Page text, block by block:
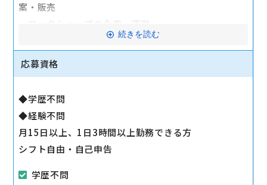
案・販売
・ワークショップの企画・運営
・店舗内での受付、アクセサリー類の販売
駅から徒歩10分以内
続きを読む
応募資格
◆学歴不問
◆経験不問
月15日以上、1日3時間以上勤務できる方
シフト自由・自己申告
学歴不問